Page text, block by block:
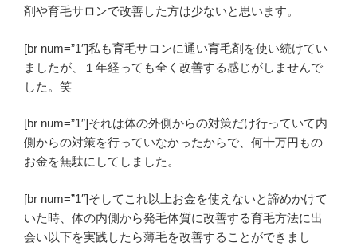
剤や育毛サロンで改善した方は少ないと思います。
[br num=”1″]私も育毛サロンに通い育毛剤を使い続けてい
ましたが、１年経っても全く改善する感じがしませんで
した。笑
[br num=”1″]それは体の外側からの対策だけ行っていて内
側からの対策を行っていなかったからで、何十万円もの
お金を無駄にしてしました。
[br num=”1″]そしてこれ以上お金を使えないと諦めかけて
いた時、体の内側から発毛体質に改善する育毛方法に出
会い以下を実践したら薄毛を改善することができまし